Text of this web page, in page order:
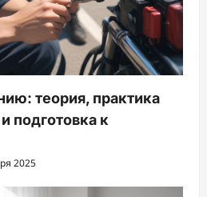
теория, практика
подготовка к
2025